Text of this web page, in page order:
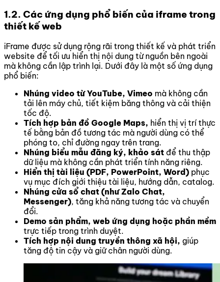
1.2. Các ứng dụng phổ biến của iframe trong
thiết kế web
iFrame được sử dụng rộng rãi trong thiết kế và phát triển
website để tối ưu hiển thị nội dung từ nguồn bên ngoài
mà không cần lập trình lại. Dưới đây là một số ứng dụng
phổ biến:
Nhúng video từ YouTube, Vimeo mà không cần
tải lên máy chủ, tiết kiệm băng thông và cải thiện
tốc độ.
Tích hợp bản đồ Google Maps, hiển thị vị trí thực
tế bằng bản đồ tương tác mà người dùng có thể
phóng to, chỉ đường ngay trên trang.
Nhúng biểu mẫu đăng ký, khảo sát để thu thập
dữ liệu mà không cần phát triển tính năng riêng.
Hiển thị tài liệu (PDF, PowerPoint, Word) phục
vụ mục đích giới thiệu tài liệu, hướng dẫn, catalog.
Nhúng cửa sổ chat (như Zalo Chat,
Messenger), tăng khả năng tương tác và chuyển
đổi.
Demo sản phẩm, web ứng dụng hoặc phần mềm
trực tiếp trong trình duyệt.
Tích hợp nội dung truyền thông xã hội, giúp
tăng độ tin cậy và giữ chân người dùng.